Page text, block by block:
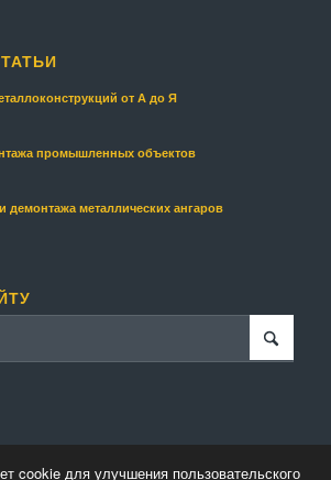
от А до Я
промышленных объектов
демонтажа металлических ангаров
cookie для улучшения пользовательского